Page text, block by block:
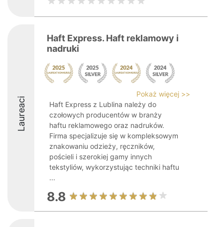
Laureaci
Haft Express. Haft reklamowy i
nadruki
Pokaż więcej >>
Haft Express z Lublina należy do
czołowych producentów w branży
haftu reklamowego oraz nadruków.
Firma specjalizuje się w kompleksowym
znakowaniu odzieży, ręczników,
pościeli i szerokiej gamy innych
tekstyliów, wykorzystując techniki haftu
...
8.8